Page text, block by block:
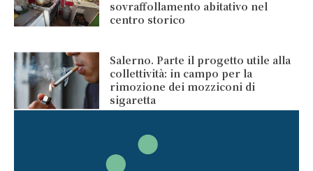
sovraffollamento abitativo nel
centro storico
Salerno. Parte il progetto utile alla
collettività: in campo per la
rimozione dei mozziconi di
sigaretta